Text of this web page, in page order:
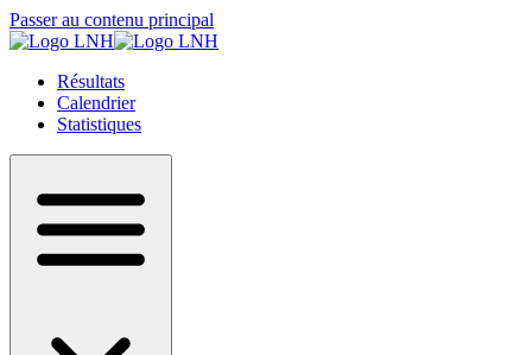
Passer au contenu principal
Résultats
Calendrier
Statistiques